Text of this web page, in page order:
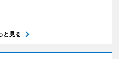
と見る